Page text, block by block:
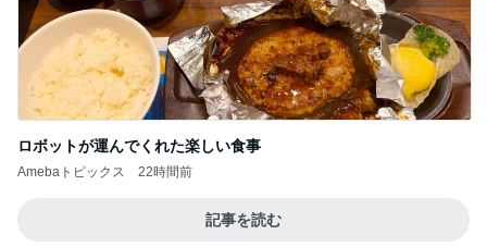
ロボットが運んでくれた楽しい食事
Amebaトピックス 22時間前
記事を読む